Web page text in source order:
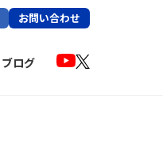
お問い合わせ
ブログ